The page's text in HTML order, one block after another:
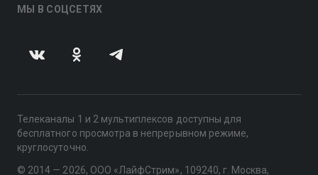
МЫ В СОЦСЕТЯХ
Телеканалы 1 и 2 мультиплексов доступны для
бесплатного просмотра в непрерывном режиме,
круглосуточно.
© 2014 — 2026, ООО «ЛайфСтрим», 109240, г. Москва,